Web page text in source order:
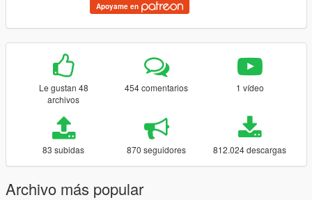
Apoyame en
Le gustan 48
archivos
454 comentarios 1 vídeo
83 subidas 870 seguidores 812.024 descargas
Archivo más popular